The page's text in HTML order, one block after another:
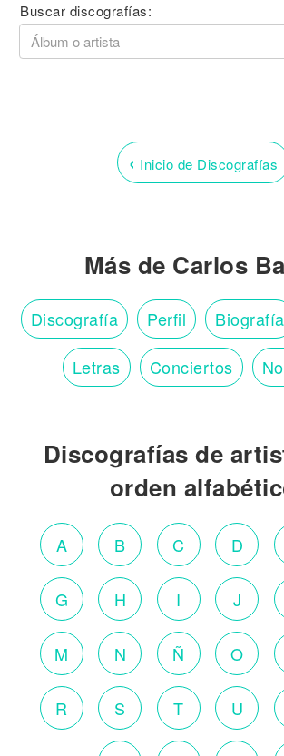
Buscar discografías:
‹ Inicio de Discografías
Más de Carlos
Discografía Perfil Biografía
Letras Conciertos
Discografías de
orden
A B C D
G H I J
M N Ñ O
R S T U